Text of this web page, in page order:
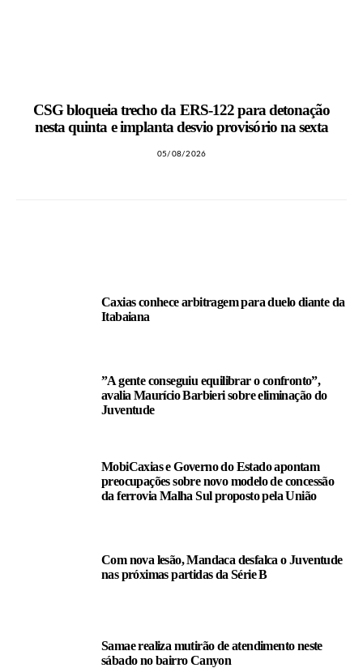
CSG bloqueia trecho da ERS-122 para detonação
nesta quinta e implanta desvio provisório na sexta
05/08/2026
Caxias conhece arbitragem para duelo diante da
Itabaiana
”A gente conseguiu equilibrar o confronto”,
avalia Maurício Barbieri sobre eliminação do
Juventude
MobiCaxias e Governo do Estado apontam
preocupações sobre novo modelo de concessão
da ferrovia Malha Sul proposto pela União
Com nova lesão, Mandaca desfalca o Juventude
nas próximas partidas da Série B
Samae realiza mutirão de atendimento neste
sábado no bairro Canyon